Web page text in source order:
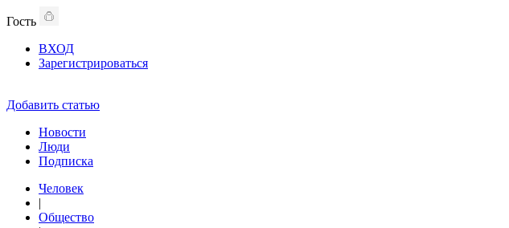
Гость
ВХОД
Зарегистрироваться
Добавить статью
Новости
Люди
Подписка
Человек
|
Общество